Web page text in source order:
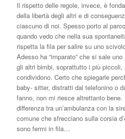
Il rispetto delle regole, invece, è
della libertà degli altri e di
ciascuno di noi. Spesso porto al
quando vedo che nella sua
rispetta la fila per salire su uno
Adesso ha “imparato” che si sale
gli altri bimbi, soprattutto i più piccoli,
condividono. Certo che spiegarle
baby- sitter, distratti dal telefonino o
fanno, non mi riesce altrettanto
differenza tra un’ambulanza con la
comune che sfrecciano sulla corsia
sono fermi in fila…